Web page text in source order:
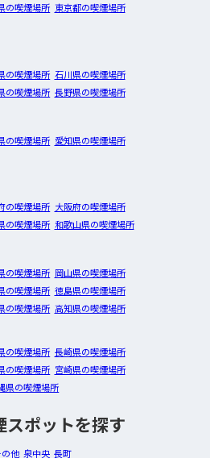
の喫煙場所 東京都の喫煙場所
の喫煙場所 石川県の喫煙場所
の喫煙場所 長野県の喫煙場所
の喫煙場所 愛知県の喫煙場所
の喫煙場所 大阪府の喫煙場所
の喫煙場所 和歌山県の喫煙場所
の喫煙場所 岡山県の喫煙場所
の喫煙場所 徳島県の喫煙場所
の喫煙場所 高知県の喫煙場所
の喫煙場所 長崎県の喫煙場所
の喫煙場所 宮崎県の喫煙場所
県の喫煙場所
スポットを探す
他 泉中央 長町